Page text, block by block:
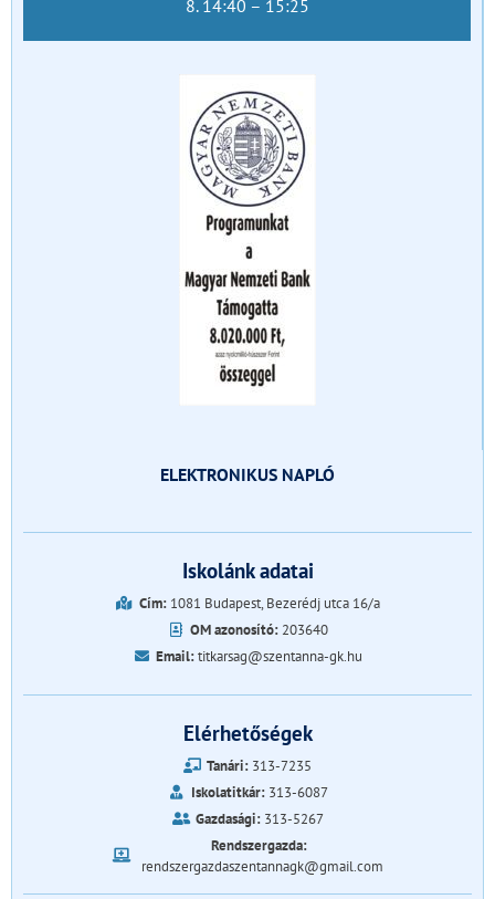
8. 14:40 – 15:25
ELEKTRONIKUS NAPLÓ
Iskolánk adatai
Cím:1081 Budapest, Bezerédj utca 16/a
OM azonosító: 203640
Email:titkarsag@szentanna-gk.hu
Elérhetőségek
Tanári: 313-7235
Iskolatitkár:313-6087
Gazdasági:313-5267
Rendszergazda:
rendszergazdaszentannagk@gmail.com